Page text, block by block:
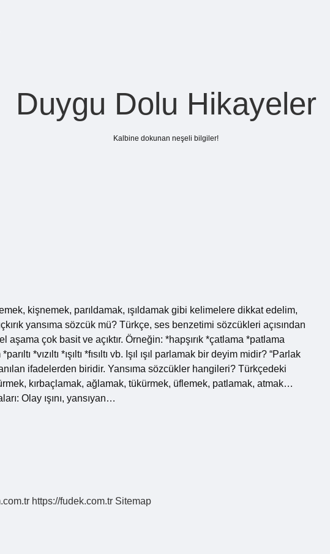
Duygu Dolu Hikayeler
Kalbine dokunan neşeli bilgiler!
kişnemek, parıldamak, ışıldamak gibi kelimelere dikkat edelim,
yansıma sözcük mü? Türkçe, ses benzetimi sözcükleri açısından
çok basit ve açıktır. Örneğin: *hapşırık *çatlama *patlama
*vızıltı *ışıltı *fısıltı vb. Işıl ışıl parlamak bir deyim midir? “Parlak
ifadelerden biridir. Yansıma sözcükler hangileri? Türkçedeki
kırbaçlamak, ağlamak, tükürmek, üflemek, patlamak, atmak…
Olay ışını, yansıyan…
https://fudek.com.tr Sitemap